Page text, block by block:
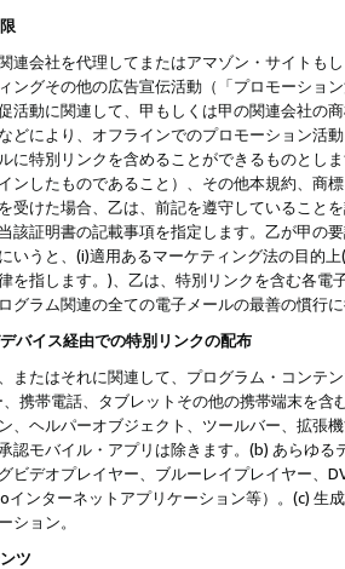
連会社を代理してまたはアマゾン・サイトも
ングその他の広告宣伝活動（「プロモーショ
活動に関連して、甲もしくは甲の関連会社の
どにより、オフラインでのプロモーション活
に特別リンクを含めることができるものとし
ンしたものであること）、その他本規約、商
受けた場合、乙は、前記を遵守していること
該証明書の記載事項を指定します。乙が甲の
いうと、(i)適用あるマーケティング法の目的
を指します。)、乙は、特別リンクを含む各
グラム関連の全ての電子メールの最善の慣行
バイス経由での特別リンクの配布
またはそれに関連して、プログラム・コンテ
、携帯電話、タブレットその他の携帯端末を
、ヘルパーオブジェクト、ツールバー、拡張
認モバイル・アプリは除きます。(b) あらゆ
ビデオプレイヤー、ブルーレイプレイヤー、
インターネットアプリケーション等）。(c)
ション。
ツ